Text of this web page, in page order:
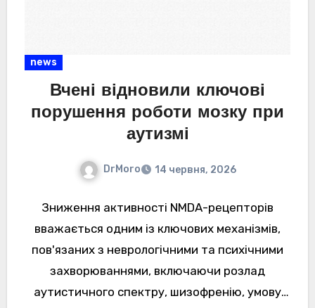
news
Вчені відновили ключові
порушення роботи мозку при
аутизмі
DrMoro 14 червня, 2026
Зниження активності NMDA-рецепторів
вважається одним із ключових механізмів,
пов'язаних з неврологічними та психічними
захворюваннями, включаючи розлад
аутистичного спектру, шизофренію, умову